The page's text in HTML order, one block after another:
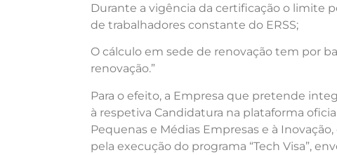
Durante a vigência da certificação o limite
de trabalhadores constante do ERSS;
O cálculo em sede de renovação tem por
renovação.”
Para o efeito, a Empresa que pretende
à respetiva Candidatura na plataforma
Pequenas e Médias Empresas e à
pela execução do programa “Tech Visa”,